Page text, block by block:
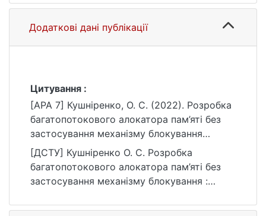
Додаткові дані публікації
Цитування :
[APA 7] Кушніренко, О. С. (2022). Розробка
багатопотокового алокатора пам’яті без
застосування механізму блокування
[Бакалаврська робота, Київський
національний університет імені Тараса
Шевченка]. eKNUTSHIR.
https://ir.library.knu.ua/handle/123456789/33
21
[ДСТУ] Кушніренко О. С. Розробка
багатопотокового алокатора пам’яті без
застосування механізму блокування :
Інформаційні технології. Київ, 2022. 47 с.